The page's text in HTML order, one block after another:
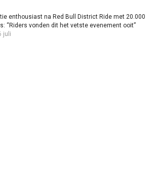
enthousiast na Red Bull District Ride met 20.000
“Riders vonden dit het vetste evenement ooit”
juli